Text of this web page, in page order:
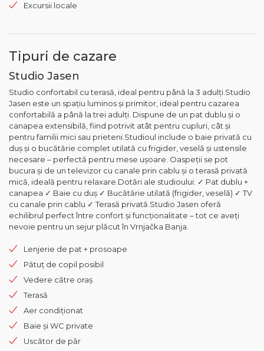
Excursii locale
Tipuri de cazare
Studio Jasen
Studio confortabil cu terasă, ideal pentru până la 3 adulți.Studio
Jasen este un spațiu luminos și primitor, ideal pentru cazarea
confortabilă a până la trei adulți. Dispune de un pat dublu și o
canapea extensibilă, fiind potrivit atât pentru cupluri, cât și
pentru familii mici sau prieteni.Studioul include o baie privată cu
duș și o bucătărie complet utilată cu frigider, veselă și ustensile
necesare – perfectă pentru mese ușoare. Oaspeții se pot
bucura și de un televizor cu canale prin cablu și o terasă privată
mică, ideală pentru relaxare.Dotări ale studioului: ✓ Pat dublu +
canapea ✓ Baie cu duș ✓ Bucătărie utilată (frigider, veselă) ✓ TV
cu canale prin cablu ✓ Terasă privată.Studio Jasen oferă
echilibrul perfect între confort și funcționalitate – tot ce aveți
nevoie pentru un sejur plăcut în Vrnjačka Banja.
Lenjerie de pat + prosoape
Pătuț de copil posibil
Vedere către oraș
Terasă
Aer condiționat
Baie și WC private
Uscător de păr